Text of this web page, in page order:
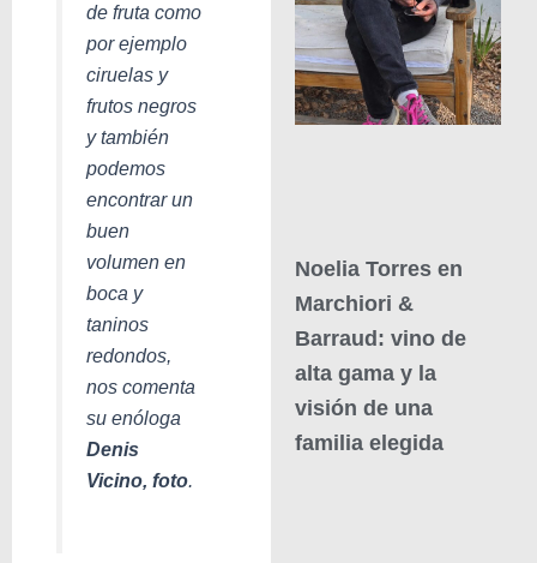
de fruta como
por ejemplo
ciruelas y
frutos negros
y también
podemos
encontrar un
buen
volumen en
boca y
taninos
redondos,
nos comenta
su enóloga
Denis
Vicino, foto.
Noelia Torres en
Marchiori &
Barraud: vino de
alta gama y la
visión de una
familia elegida